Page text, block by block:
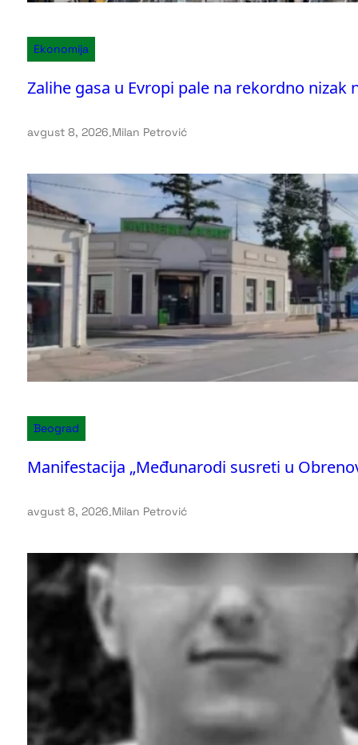
Ekonomija
Zalihe gasa u Evropi pale na rekordno nizak
avgust 8, 2026.Milan Petrović
Beograd
Manifestacija „Međunarodi susreti u
avgust 8, 2026.Milan Petrović